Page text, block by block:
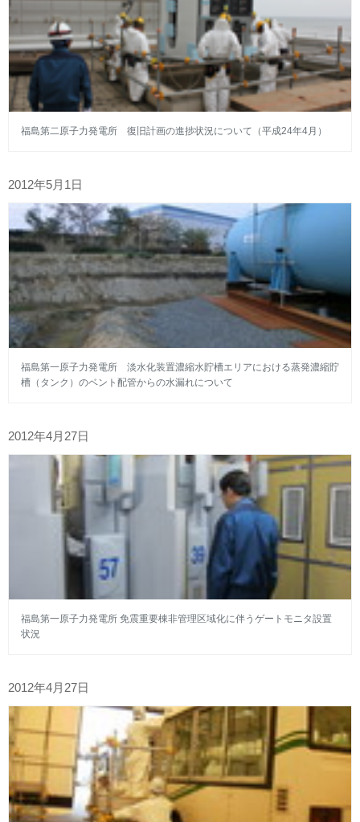
福島第二原子力発電所 復旧計画の進捗状況について（平成24年4月）
2012年5月1日
福島第一原子力発電所 淡水化装置濃縮水貯槽エリアにおける蒸発濃縮貯
槽（タンク）のベント配管からの水漏れについて
2012年4月27日
福島第一原子力発電所 免震重要棟非管理区域化に伴うゲートモニタ設置
状況
2012年4月27日